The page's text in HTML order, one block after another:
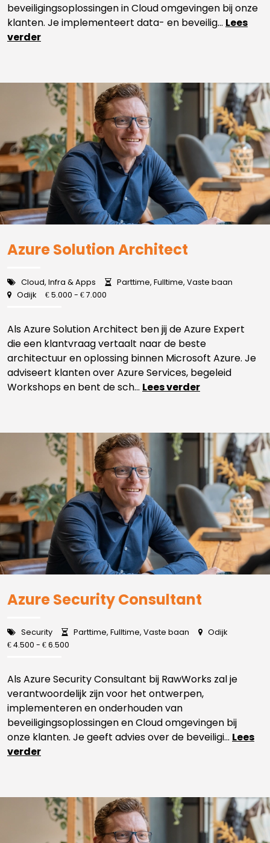
beveiligingsoplossingen in Cloud omgevingen bij onze
klanten. Je implementeert data- en beveilig... Lees
verder
Azure Solution Architect
Cloud, Infra & Apps
Parttime, Fulltime, Vaste baan
Odijk
€ 5.000 - € 7.000
Als Azure Solution Architect ben jij de Azure Expert
die een klantvraag vertaalt naar de beste
architectuur en oplossing binnen Microsoft Azure. Je
adviseert klanten over Azure Services, begeleid
Workshops en bent de sch... Lees verder
Azure Security Consultant
Security Parttime, Fulltime, Vaste baan Odijk
€ 4.500 - € 6.500
Als Azure Security Consultant bij RawWorks zal je
verantwoordelijk zijn voor het ontwerpen,
implementeren en onderhouden van
beveiligingsoplossingen en Cloud omgevingen bij
onze klanten. Je geeft advies over de beveiligi... Lees
verder